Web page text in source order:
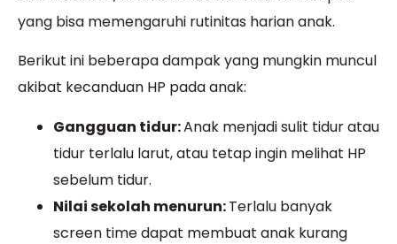
yang bisa memengaruhi rutinitas harian anak.
Berikut ini beberapa dampak yang mungkin muncul
akibat kecanduan HP pada anak:
Gangguan tidur:Anak menjadi sulit tidur atau
tidur terlalu larut, atau tetap ingin melihat HP
sebelum tidur.
Nilai sekolah menurun:Terlalu banyak
screen time dapat membuat anak kurang